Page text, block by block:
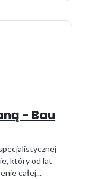
- Bau
który od lat
całej...